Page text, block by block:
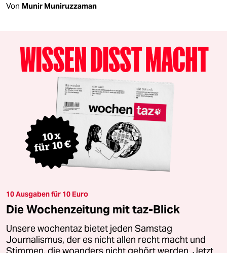
Von Munir Muniruzzaman
10 Ausgaben für 10 Euro
Die Wochenzeitung mit taz-Blick
Unsere wochentaz bietet jeden Samstag
Journalismus, der es nicht allen recht macht und